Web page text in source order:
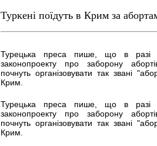
Туркені поїдуть в Крим за
Турецька преса пише, що в разі
законопроекту про заборону
почнуть організовувати так звані
Крим.
Турецька преса пише, що в разі
законопроекту про заборону
почнуть організовувати так звані
Крим.